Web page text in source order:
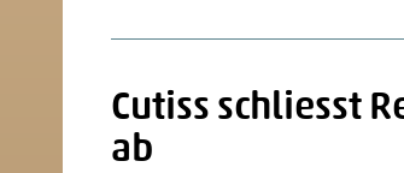
Cutiss schliesst
ab